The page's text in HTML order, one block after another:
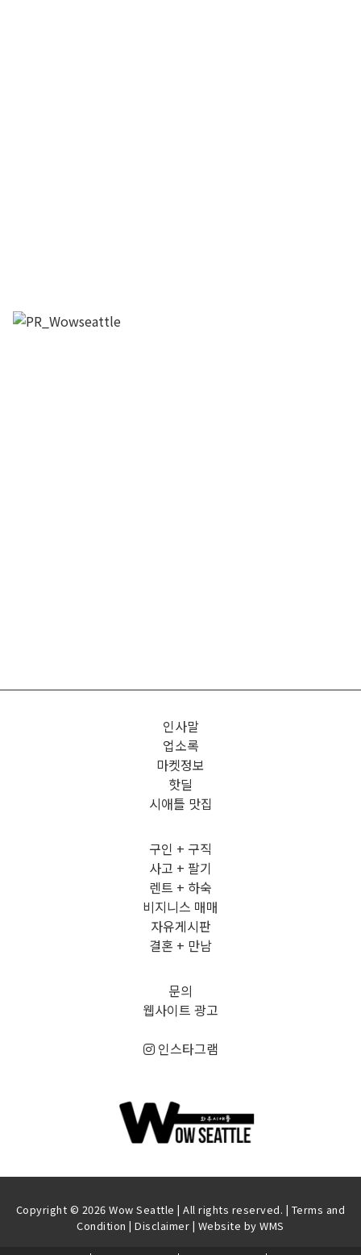
인사말
업소록
마켓정보
핫딜
시애틀 맛집
구인 + 구직
사고 + 팔기
렌트 + 하숙
비지니스 매매
자유게시판
결혼 + 만남
문의
웹사이트 광고
인스타그램
Copyright © 2026 Wow Seattle | All rights reserved. | Terms and
Condition |Disclaimer | Website byWMS